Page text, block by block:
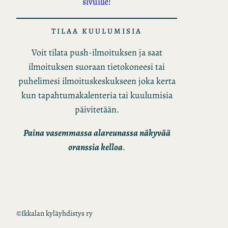
TILAA KUULUMISIA
Voit tilata push-ilmoituksen ja saat
ilmoituksen suoraan tietokoneesi tai
puhelimesi ilmoituskeskukseen joka kerta
kun tapahtumakalenteria tai kuulumisia
päivitetään.
Paina vasemmassa alareunassa näkyvää
oranssia kelloa.
©Ikkalan kyläyhdistys ry